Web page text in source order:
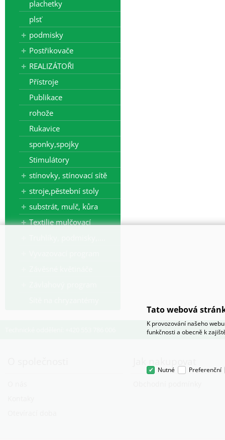
plachetky
plsť
podmisky
Postřikovače
REALIZÁTOŘI
Přístroje
Publikace
rohože
Rukavice
sponky,spojky
Stimulátory
stínovky, stínovací sítě
stroje,pěstební stoly
substrát, mulč, kůra
Textilie mulčovací
Tato webová
K provozování našeho
funkčnosti a obecně k
Nutné Preferenční